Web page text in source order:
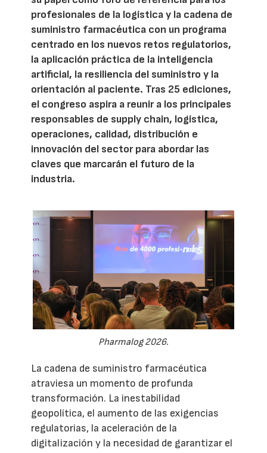
profesionales de la logística y la cadena de
suministro farmacéutica con un programa
centrado en los nuevos retos regulatorios,
la aplicación práctica de la inteligencia
artificial, la resiliencia del suministro y la
orientación al paciente. Tras 25 ediciones,
el congreso aspira a reunir a los principales
responsables de supply chain, logística,
operaciones, calidad, distribución e
innovación del sector para abordar las
claves que marcarán el futuro de la
industria.
Pharmalog 2026.
La cadena de suministro farmacéutica
atraviesa un momento de profunda
transformación. La inestabilidad
geopolítica, el aumento de las exigencias
regulatorias, la aceleración de la
digitalización y la necesidad de garantizar el